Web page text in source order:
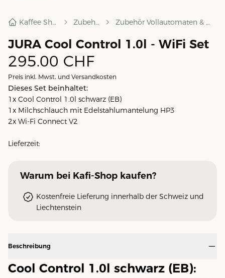
Kaffee Shop Zubehör Zubehör Vollautomaten & mehr
JURA Cool Control 1.0l - WiFi Set
295.00 CHF
Preis inkl. Mwst. und Versandkosten
Dieses Set beinhaltet:
1x Cool Control 1.0l schwarz (EB)
1x Milchschlauch mit Edelstahlumantelung HP3
2x Wi-Fi Connect V2
Lieferzeit:
Warum bei Kafi-Shop kaufen?
Kostenfreie Lieferung innerhalb der Schweiz und
Liechtenstein
Beschreibung
Cool Control 1.0l schwarz (EB):